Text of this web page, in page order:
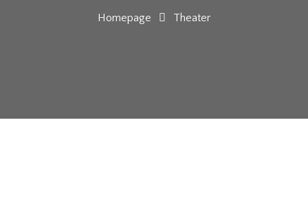
Homepage Theater